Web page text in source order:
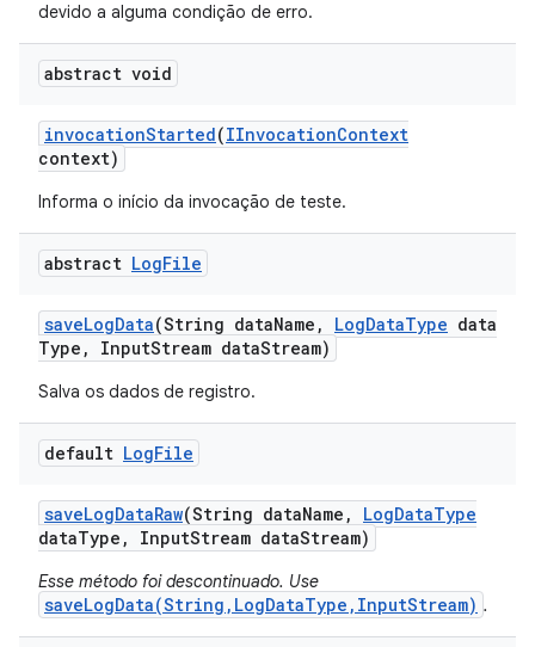
devido a alguma condição de erro.
abstract void
invocationStarted(IInvocationContext
context)
Informa o início da invocação de teste.
abstract LogFile
saveLogData(String dataName , LogDataType data
Type , InputStream dataStream)
Salva os dados de registro.
default LogFile
saveLogDataRaw(String dataName , LogDataType
dataType , InputStream dataStream)
Esse método foi descontinuado. Use
saveLogData(String,LogDataType,InputStream) .